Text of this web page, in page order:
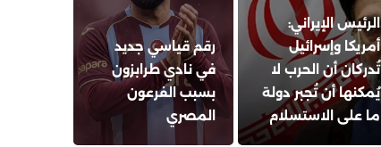
الرئيس الإيراني:
أمريكا وإسرائيل
تُدركان أن الحرب لا
يُمكنها أن تُجبر دولة
ما على الاستسلام
رقم قياسي جديد
في نادي طرابزون
بسبب الفرعون
المصري